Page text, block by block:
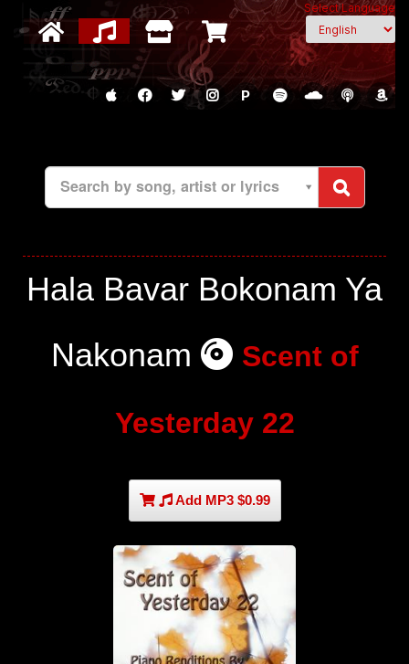
Select Language
P
Search by song, artist or lyrics
Hala Bavar Bokonam Ya
Nakonam
Scent of
Yesterday 22
Add MP3 $0.99